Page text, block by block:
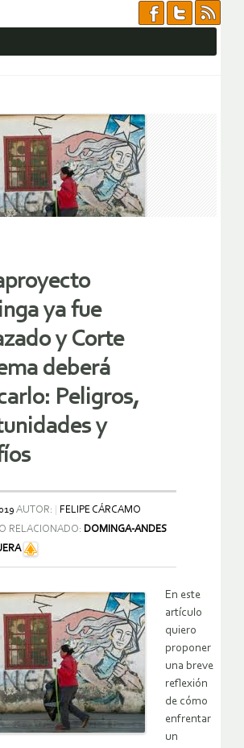
ya fue
y Corte
deberá
Peligros,
y
AUTOR:
FELIPE CÁRCAMO
RELACIONADO: DOMINGA-ANDES
En este
artículo
quiero
proponer
una breve
reflexión
de cómo
enfrentar
un